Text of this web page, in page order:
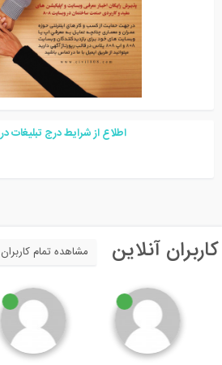
اطلاع از شرایط درج تبلیغات در
آنلاین مشاهده تمام کاربران